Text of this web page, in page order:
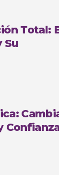
Total:
Su
en